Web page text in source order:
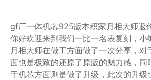
gf厂一体机芯925版本积家月相大师返
你好欢迎来到我们一比一名表复刻，
月相大师在做工方面做了一次分享，
面也是极致的还原了原版的魅力感，
于机芯方面则是做了升级，此次的升级